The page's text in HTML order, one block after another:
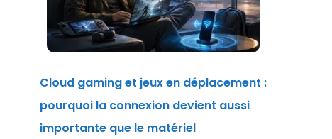
Cloud gaming et jeux en déplacement :
pourquoi la connexion devient aussi
importante que le matériel